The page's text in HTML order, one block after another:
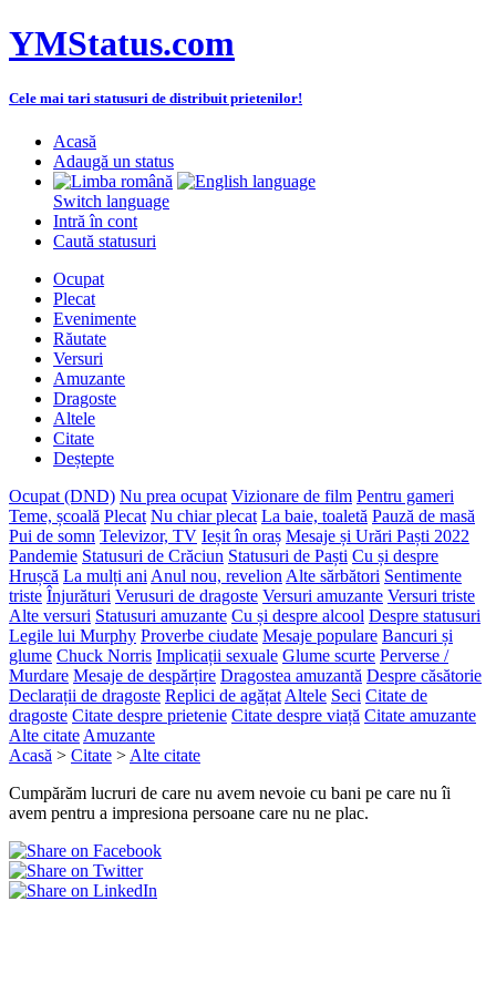
YMStatus.com
Cele mai tari statusuri de distribuit prietenilor!
Acasă
Adaugă un status
Switch language
Intră în cont
Caută statusuri
Ocupat
Plecat
Evenimente
Răutate
Versuri
Amuzante
Dragoste
Altele
Citate
Deștepte
Ocupat (DND) Nu prea ocupat Vizionare de film Pentru gameri
Teme, școală Plecat Nu chiar plecat La baie, toaletă Pauză de masă
Pui de somn Televizor, TV Ieșit în oraș Mesaje și Urări Paști 2022
Pandemie Statusuri de Crăciun Statusuri de Paști Cu și despre
Hrușcă La mulți ani Anul nou, revelion Alte sărbători Sentimente
triste Înjurături Verusuri de dragoste Versuri amuzante Versuri triste
Alte versuri Statusuri amuzante Cu și despre alcool Despre statusuri
Legile lui Murphy Proverbe ciudate Mesaje populare Bancuri și
glume Chuck Norris Implicații sexuale Glume scurte Perverse /
Murdare Mesaje de despărțire Dragostea amuzantă Despre căsătorie
Declarații de dragoste Replici de agățat Altele Seci Citate de
dragoste Citate despre prietenie Citate despre viață Citate amuzante
Alte citate Amuzante
Acasă > Citate > Alte citate
Cumpărăm lucruri de care nu avem nevoie cu bani pe care nu îi
avem pentru a impresiona persoane care nu ne plac.